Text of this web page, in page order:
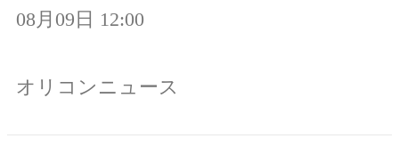
08月09日 12:00
オリコンニュース